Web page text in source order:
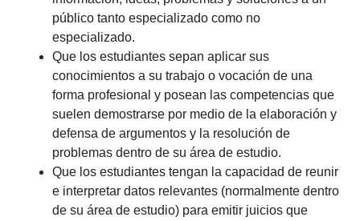
público tanto especializado como no
especializado.
Que los estudiantes sepan aplicar sus
conocimientos a su trabajo o vocación de una
forma profesional y posean las competencias que
suelen demostrarse por medio de la elaboración y
defensa de argumentos y la resolución de
problemas dentro de su área de estudio.
Que los estudiantes tengan la capacidad de reunir
e interpretar datos relevantes (normalmente dentro
de su área de estudio) para emitir juicios que